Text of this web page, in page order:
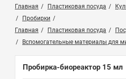
Главная Пластиковая посуда
Пробирки
Главная
Пластиковая посуда
Вспомогательные материалы для
Пробирка-биореактор 15 мл